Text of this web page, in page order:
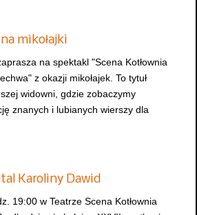
mikołajki
na spektakl "Scena Kotłownia
z okazji mikołajek. To tytuł
widowni, gdzie zobaczymy
znanych i lubianych wierszy dla
Karoliny Dawid
19:00 w Teatrze Scena Kotłownia